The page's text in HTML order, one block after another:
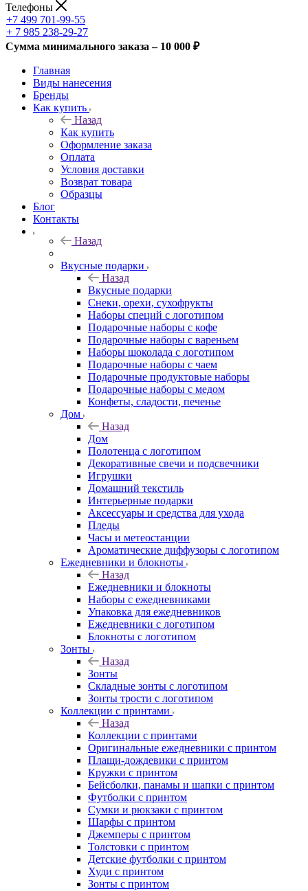
Телефоны
+7 499 701-99-55
+ 7 985 238-29-27
Сумма минимального заказа – 10 000 ₽
Главная
Виды нанесения
Бренды
Как купить
Назад
Как купить
Оформление заказа
Оплата
Условия доставки
Возврат товара
Образцы
Блог
Контакты
Назад
Вкусные подарки
Назад
Вкусные подарки
Снеки, орехи, сухофрукты
Наборы специй с логотипом
Подарочные наборы с кофе
Подарочные наборы с вареньем
Наборы шоколада с логотипом
Подарочные наборы с чаем
Подарочные продуктовые наборы
Подарочные наборы с медом
Конфеты, сладости, печенье
Дом
Назад
Дом
Полотенца с логотипом
Декоративные свечи и подсвечники
Игрушки
Домашний текстиль
Интерьерные подарки
Аксессуары и средства для ухода
Пледы
Часы и метеостанции
Ароматические диффузоры с логотипом
Ежедневники и блокноты
Назад
Ежедневники и блокноты
Наборы с ежедневниками
Упаковка для ежедневников
Ежедневники с логотипом
Блокноты с логотипом
Зонты
Назад
Зонты
Складные зонты с логотипом
Зонты трости с логотипом
Коллекции с принтами
Назад
Коллекции с принтами
Оригинальные ежедневники с принтом
Плащи-дождевики с принтом
Кружки с принтом
Бейсболки, панамы и шапки с принтом
Футболки с принтом
Сумки и рюкзаки с принтом
Шарфы с принтом
Джемперы с принтом
Толстовки с принтом
Детские футболки с принтом
Худи с принтом
Зонты с принтом